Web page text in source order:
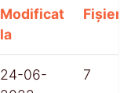
Modificat
la
Fișiere
24-06-
7